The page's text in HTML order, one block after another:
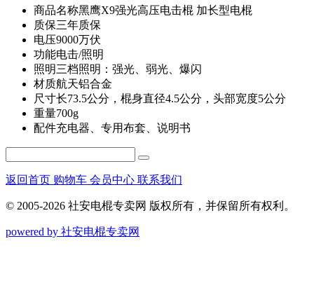
商品名称黑鹰X9强光高压电击棍 加长型电棍
质保三年质保
电压9000万伏
功能电击/照明
照明三档照明：强光、弱光、爆闪
材质航天铝合金
尺寸长73.5公分，棍身直径4.5公分，头部宽度5公分
重量700g
配件充电器、专用布套、说明书
返回首页 购物车 会员中心 联系我们
© 2005-2026 社安电棍专卖网 版权所有，并保留所有权利。
powered by 社安电棍专卖网